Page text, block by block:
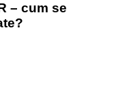
– cum se